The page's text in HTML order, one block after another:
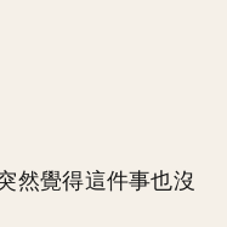
然覺得這件事也沒